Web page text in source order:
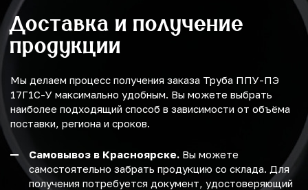
Доставка и получение
продукции
Мы делаем процесс получения заказа Труба ППУ-ПЭ
17Г1С-У максимально удобным. Вы можете выбрать
наиболее подходящий способ в зависимости от объёма
поставки, региона и сроков.
Самовывоз в Красноярске. Вы можете
самостоятельно забрать продукцию со склада. Для
получения потребуется документ, удостоверяющий